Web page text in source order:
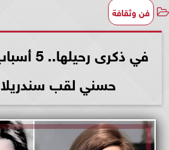
فن وثقافة
في ذكرى
حسني لقب